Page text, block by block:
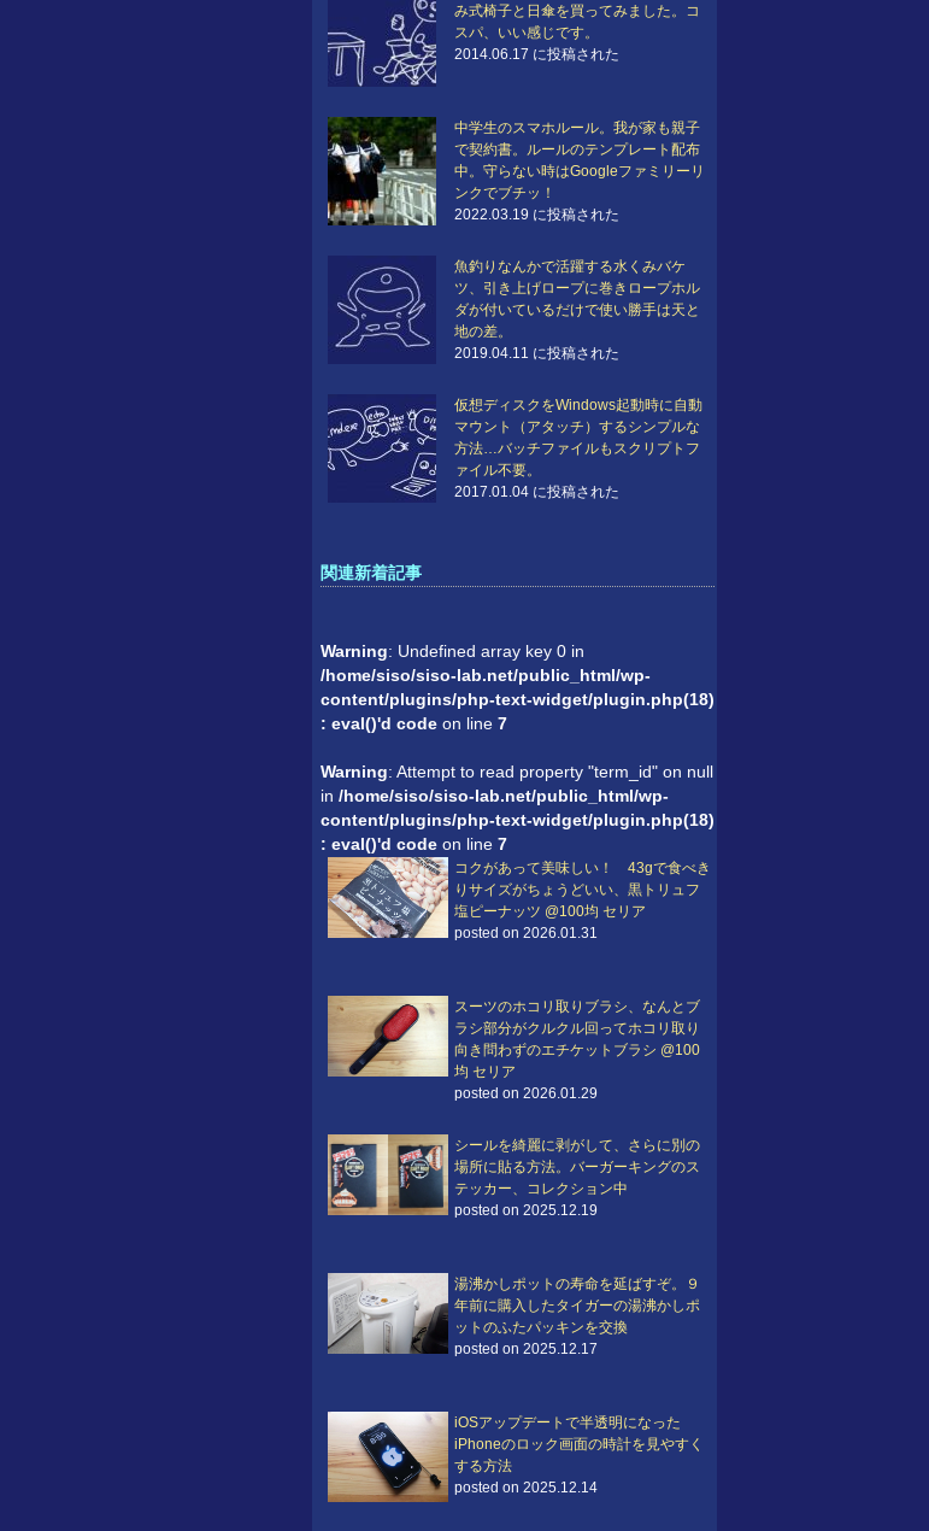
み式椅子と日傘を買ってみました。コ
スパ、いい感じです。
2014.06.17 に投稿された
中学生のスマホルール。我が家も親子
で契約書。ルールのテンプレート配布
中。守らない時はGoogleファミリーリ
ンクでブチッ！
2022.03.19 に投稿された
魚釣りなんかで活躍する水くみバケ
ツ、引き上げロープに巻きロープホル
ダが付いているだけで使い勝手は天と
地の差。
2019.04.11 に投稿された
仮想ディスクをWindows起動時に自動
マウント（アタッチ）するシンプルな
方法…バッチファイルもスクリプトフ
ァイル不要。
2017.01.04 に投稿された
関連新着記事
Warning: Undefined array key 0 in
/home/siso/siso-lab.net/public_html/wp-
content/plugins/php-text-widget/plugin.php(18)
: eval()'d code on line 7
Warning: Attempt to read property "term_id" on null
in /home/siso/siso-lab.net/public_html/wp-
content/plugins/php-text-widget/plugin.php(18)
: eval()'d code on line 7
コクがあって美味しい！ 43gで食べき
りサイズがちょうどいい、黒トリュフ
塩ピーナッツ @100均 セリア
posted on 2026.01.31
スーツのホコリ取りブラシ、なんとブ
ラシ部分がクルクル回ってホコリ取り
向き問わずのエチケットブラシ @100
均 セリア
posted on 2026.01.29
シールを綺麗に剥がして、さらに別の
場所に貼る方法。バーガーキングのス
テッカー、コレクション中
posted on 2025.12.19
湯沸かしポットの寿命を延ばすぞ。９
年前に購入したタイガーの湯沸かしポ
ットのふたパッキンを交換
posted on 2025.12.17
iOSアップデートで半透明になった
iPhoneのロック画面の時計を見やすく
する方法
posted on 2025.12.14